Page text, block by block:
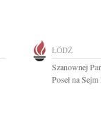
ŁÓDŹ
Szanownej
Poseł na